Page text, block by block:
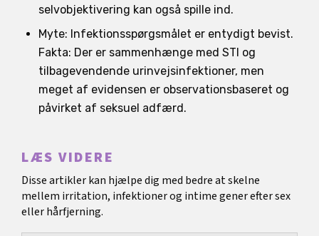
selvobjektivering kan også spille ind.
Myte: Infektionsspørgsmålet er entydigt bevist.
Fakta: Der er sammenhænge med STI og
tilbagevendende urinvejsinfektioner, men
meget af evidensen er observationsbaseret og
påvirket af seksuel adfærd.
LÆS VIDERE
Disse artikler kan hjælpe dig med bedre at skelne
mellem irritation, infektioner og intime gener efter sex
eller hårfjerning.